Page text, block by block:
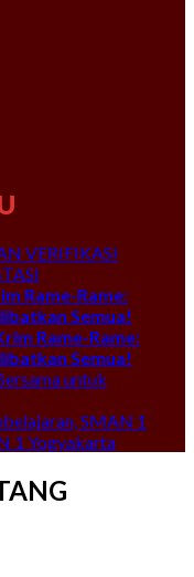
VERIFIKASI
Rame-Rame:
Semua!
Rame-Rame:
Semua!
untuk
SMAN 1
1 Yogyakarta